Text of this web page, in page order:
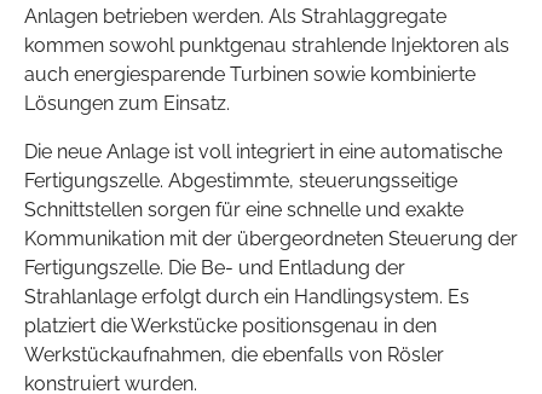
Anlagen betrieben werden. Als Strahlaggregate
kommen sowohl punktgenau strahlende Injektoren als
auch energiesparende Turbinen sowie kombinierte
Lösungen zum Einsatz.
Die neue Anlage ist voll integriert in eine automatische
Fertigungszelle. Abgestimmte, steuerungsseitige
Schnittstellen sorgen für eine schnelle und exakte
Kommunikation mit der übergeordneten Steuerung der
Fertigungszelle. Die Be- und Entladung der
Strahlanlage erfolgt durch ein Handlingsystem. Es
platziert die Werkstücke positionsgenau in den
Werkstückaufnahmen, die ebenfalls von Rösler
konstruiert wurden.